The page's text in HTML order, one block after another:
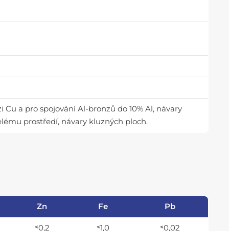
a pro spojování Al-bronzů do 10% Al, návary
prostředí, návary kluzných ploch.
Zn Fe Pb
˂0,2 ˂1,0 ˂0,02